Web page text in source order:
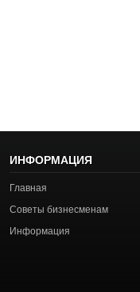
ИНФОРМАЦИЯ
Главная
Советы бизнесменам
Информация